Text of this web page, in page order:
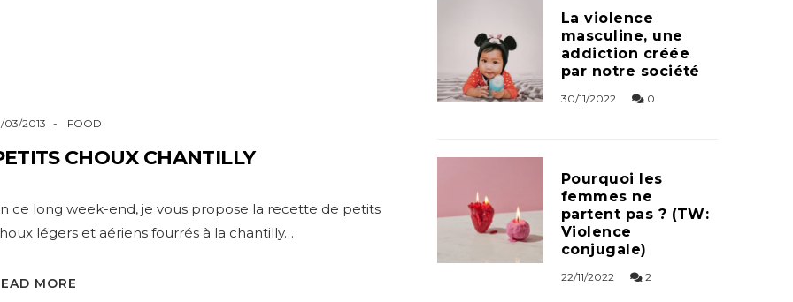
03/2013 FOOD
CHOUX CHANTILLY
ce long week-end, je vous propose la recette de petits
légers et aériens fourrés à la chantilly…
MORE
La violence
masculine, une
addiction créée
par notre société
30/11/2022 0
Pourquoi les
femmes ne
partent pas ? (TW:
Violence
conjugale)
22/11/2022 2